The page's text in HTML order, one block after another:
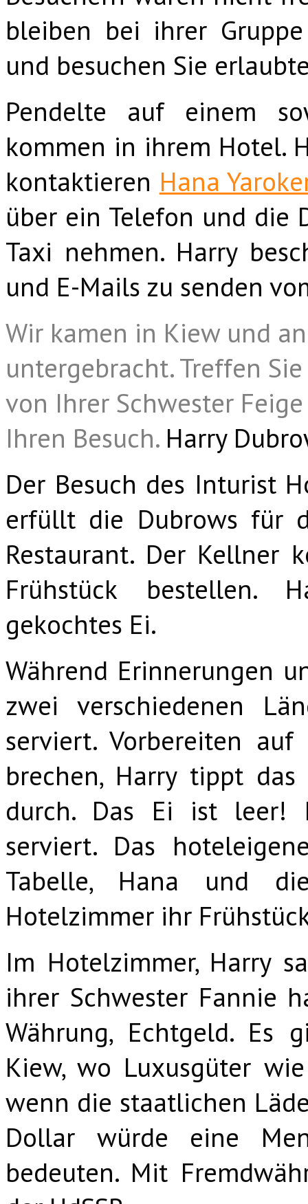
bleiben bei ihrer
und besuchen Sie
Pendelte auf einem
kommen in ihrem Hotel.
kontaktieren Hana
über ein Telefon und die
Taxi nehmen. Harry
und E-Mails zu senden
Wir kamen in Kiew und
untergebracht. Treffen
von Ihrer Schwester
Ihren Besuch.Harry
Der Besuch des Inturist
erfüllt die Dubrows für
Restaurant. Der
Frühstück bestellen.
gekochtes Ei.
Während Erinnerungen
zwei verschiedenen
serviert. Vorbereiten
brechen, Harry tippt
durch. Das Ei ist leer!
serviert. Das
Tabelle, Hana und
Hotelzimmer ihr
Im Hotelzimmer, Harry
ihrer Schwester Fannie
Währung, Echtgeld. Es
Kiew, wo Luxusgüter
wenn die staatlichen
Dollar würde eine
bedeuten. Mit